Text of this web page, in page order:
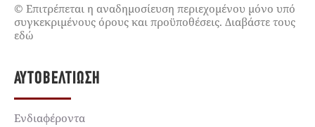
© Επιτρέπεται η αναδημοσίευση περιεχομένου μόνο υπό
συγκεκριμένους όρους και προϋποθέσεις. Διαβάστε τους
εδώ
ΑΥΤΟΒΕΛΤΊΩΣΗ
Ενδιαφέροντα